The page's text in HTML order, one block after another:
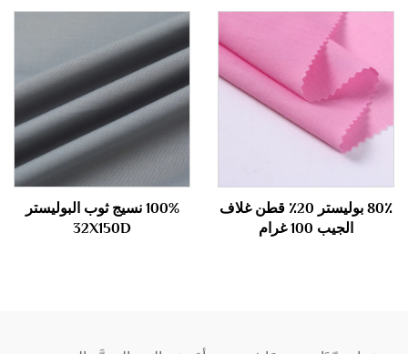
80٪ بوليستر 20٪ قطن غلاف
الجيب 100 غرام
100% نسيج ثوب البوليستر
32X150D